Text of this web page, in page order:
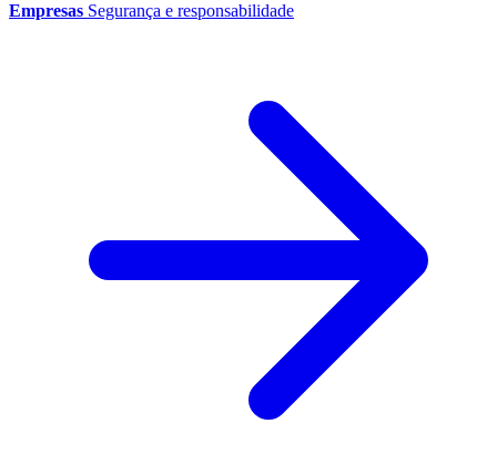
Empresas Segurança e responsabilidade